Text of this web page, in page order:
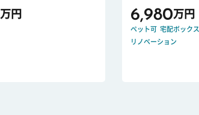
万円 6,980万円
ペット可 宅配ボックス
リノベーション